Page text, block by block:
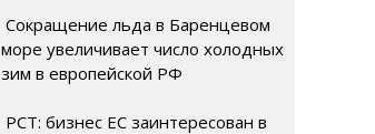
Сокращение льда в Баренцевом
море увеличивает число холодных
зим в европейской РФ
РСТ: бизнес ЕС заинтересован в